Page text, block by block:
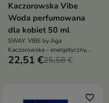
Kaczorowska Vibe
Woda perfumowana
dla kobiet 50 ml
SWAY. VIBE by Aga
Kaczorowska – energetyczny,
świeży zapach unisex, łączący
22,51 €25,58 €
favorite_border